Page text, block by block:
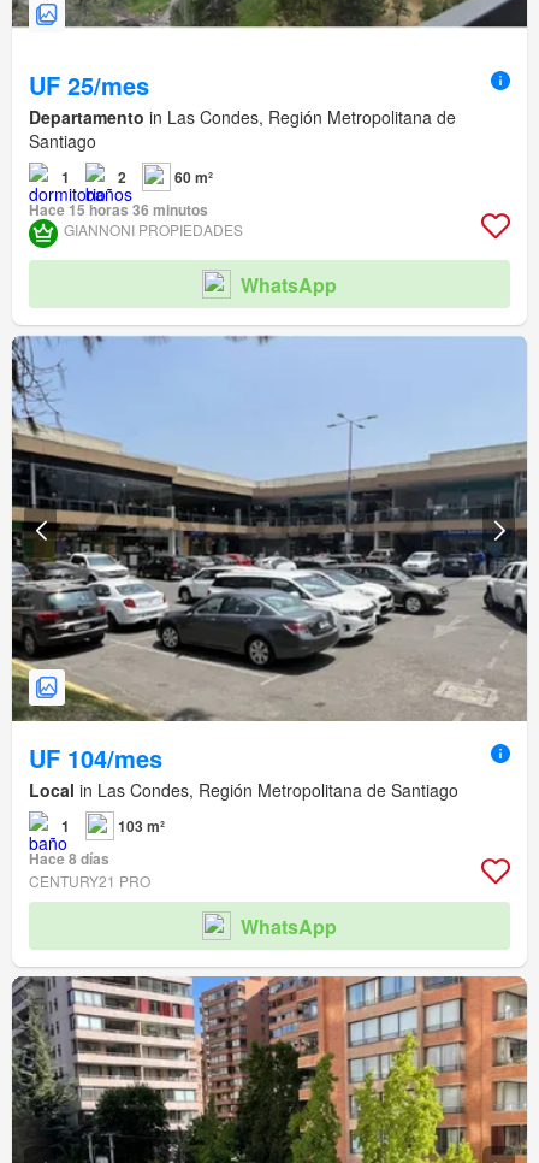
UF 25/mes
Departamento in Las Condes, Región Metropolitana de
Santiago
1 2
60 m²
Hace 15 horas 36 minutos
GIANNONI PROPIEDADES
WhatsApp
UF 104/mes
Local in Las Condes, Región Metropolitana de Santiago
1
103 m²
Hace 8 días
CENTURY21 PRO
WhatsApp